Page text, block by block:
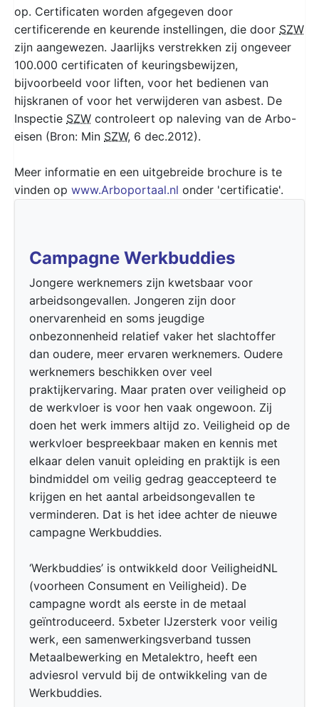
op. Certificaten worden afgegeven door
certificerende en keurende instellingen, die door SZW
zijn aangewezen. Jaarlijks verstrekken zij ongeveer
100.000 certificaten of keuringsbewijzen,
bijvoorbeeld voor liften, voor het bedienen van
hijskranen of voor het verwijderen van asbest. De
Inspectie SZW controleert op naleving van de Arbo-
eisen (Bron: Min SZW, 6 dec.2012).
Meer informatie en een uitgebreide brochure is te
vinden op www.Arboportaal.nl onder 'certificatie'.
Campagne Werkbuddies
Jongere werknemers zijn kwetsbaar voor
arbeidsongevallen. Jongeren zijn door
onervarenheid en soms jeugdige
onbezonnenheid relatief vaker het slachtoffer
dan oudere, meer ervaren werknemers. Oudere
werknemers beschikken over veel
praktijkervaring. Maar praten over veiligheid op
de werkvloer is voor hen vaak ongewoon. Zij
doen het werk immers altijd zo. Veiligheid op de
werkvloer bespreekbaar maken en kennis met
elkaar delen vanuit opleiding en praktijk is een
bindmiddel om veilig gedrag geaccepteerd te
krijgen en het aantal arbeidsongevallen te
verminderen. Dat is het idee achter de nieuwe
campagne Werkbuddies.
‘Werkbuddies’ is ontwikkeld door VeiligheidNL
(voorheen Consument en Veiligheid). De
campagne wordt als eerste in de metaal
geïntroduceerd. 5xbeter IJzersterk voor veilig
werk, een samenwerkingsverband tussen
Metaalbewerking en Metalektro, heeft een
adviesrol vervuld bij de ontwikkeling van de
Werkbuddies.